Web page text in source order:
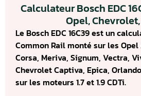
Calculateur Bosch EDC
Opel,
Le Bosch EDC 16C39 est un
Common Rail monté sur les Opel
Corsa, Meriva, Signum, Vectra,
Chevrolet Captiva, Epica,
sur les moteurs 1.7 et 1.9 CDTi.